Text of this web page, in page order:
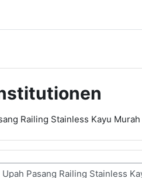
Railing Stainless Kayu